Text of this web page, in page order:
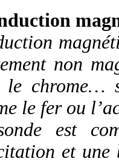
non
le chrome…
le fer ou
est
et